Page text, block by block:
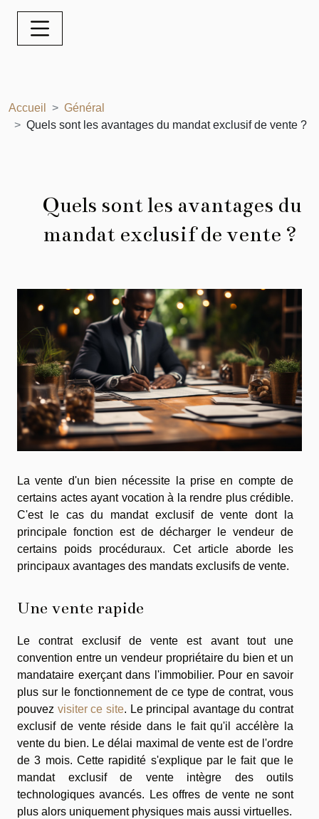
Accueil
Général
Quels sont les avantages du mandat exclusif de vente ?
Quels sont les avantages du
mandat exclusif de vente ?
La vente d'un bien nécessite la prise en compte de
certains actes ayant vocation à la rendre plus crédible.
C'est le cas du mandat exclusif de vente dont la
principale fonction est de décharger le vendeur de
certains poids procéduraux. Cet article aborde les
principaux avantages des mandats exclusifs de vente.
Une vente rapide
Le contrat exclusif de vente est avant tout une
convention entre un vendeur propriétaire du bien et un
mandataire exerçant dans l'immobilier. Pour en savoir
plus sur le fonctionnement de ce type de contrat, vous
pouvez visiter ce site. Le principal avantage du contrat
exclusif de vente réside dans le fait qu'il accélère la
vente du bien. Le délai maximal de vente est de l'ordre
de 3 mois. Cette rapidité s'explique par le fait que le
mandat exclusif de vente intègre des outils
technologiques avancés. Les offres de vente ne sont
plus alors uniquement physiques mais aussi virtuelles.